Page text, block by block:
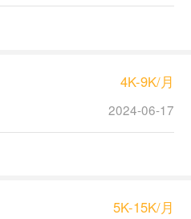
4K-9K/月
2024-06-17
5K-15K/月